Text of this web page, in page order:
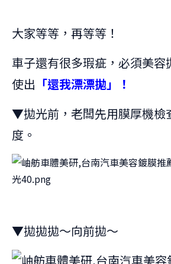
大家等等，再等等！
車子還有很多瑕疵，必須美容
使出 「還我漂漂拋」！
▼拋光前，老闆先用膜厚機檢
度。
▼拋拋拋～向前拋～